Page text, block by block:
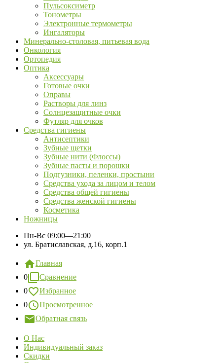
Пульсоксиметр
Тонометры
Электронные термометры
Ингаляторы
Минерально-столовая, питьевая вода
Онкология
Ортопедия
Оптика
Аксессуары
Готовые очки
Оправы
Растворы для линз
Солнцезащитные очки
Футляр для очков
Средства гигиены
Антисептики
Зубные щетки
Зубные нити (Флоссы)
Зубные пасты и порошки
Подгузники, пеленки, простыни
Средства ухода за лицом и телом
Средства общей гигиены
Средства женской гигиены
Косметика
Ножницы
Пн-Вс 09:00—21:00
ул. Братиславская, д.16, корп.1
Главная
0
Сравнение
0
Избранное
0
Просмотренное
Обратная связь
О Нас
Индивидуальный заказ
Скидки